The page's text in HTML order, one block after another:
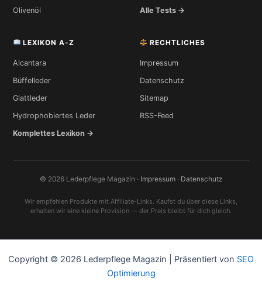
Olivenöl
Alle Tests →
LEXIKON A-Z
Alcantara
Büffelleder
Glattleder
Hydrophobiertes Leder
Komplettes Lexikon →
RECHTLICHES
Impressum
Datenschutz
Sitemap
RSS-Feed
© 2026 Lederpflege Magazin · Impressum · Datenschutz
Wir empfehlen Produkte mit Affiliate-Links. Kaufst du über diese Links,
erhalten wir eine kleine Provision — der Preis bleibt für dich gleich.
Copyright © 2026 Lederpflege Magazin | Präsentiert von SEO
Optimierung